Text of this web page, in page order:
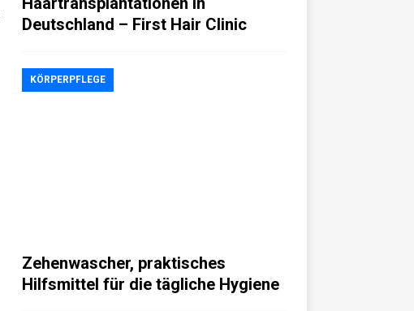
Deutschland – First Hair Clinic
KÖRPERPFLEGE
Zehenwascher, praktisches
Hilfsmittel für die tägliche Hygiene